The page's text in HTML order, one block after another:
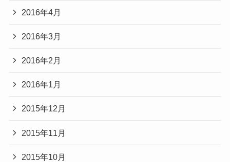
2016年4月
2016年3月
2016年2月
2016年1月
2015年12月
2015年11月
2015年10月